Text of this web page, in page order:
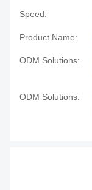
Speed:
Product Name:
ODM Solutions:
ODM Solutions: